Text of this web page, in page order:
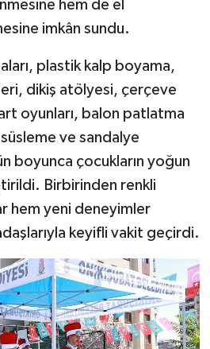
hem de el
imkân sundu.
plastik kalp boyama,
dikiş atölyesi, çerçeve
oyunları, balon patlatma
ve sandalye
boyunca çocukların yoğun
Birbirinden renkli
hem yeni deneyimler
keyifli vakit geçirdi.